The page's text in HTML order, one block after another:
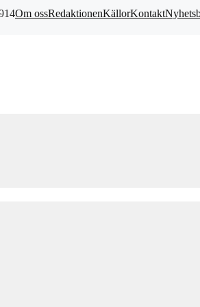
Om ossRedaktionenKällorKontakt